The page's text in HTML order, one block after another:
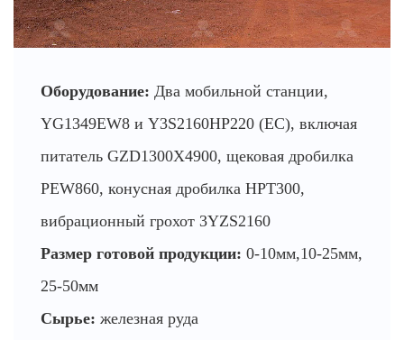
Оборудование: Два мобильной станции,
YG1349EW8 и Y3S2160HP220 (ЕС), включая
питатель GZD1300X4900, щековая дробилка
PEW860, конусная дробилка HPT300,
вибрационный грохот 3YZS2160
Размер готовой продукции: 0-10мм,10-25мм,
25-50мм
Сырье: железная руда